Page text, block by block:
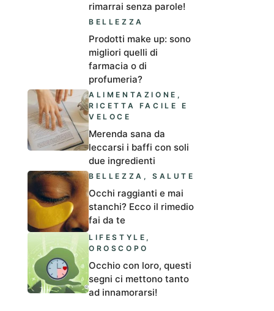
rimarrai senza parole!
BELLEZZA
Prodotti make up: sono
migliori quelli di
farmacia o di
profumeria?
ALIMENTAZIONE ,
RICETTA FACILE E
VELOCE
Merenda sana da
leccarsi i baffi con soli
due ingredienti
BELLEZZA ,SALUTE
Occhi raggianti e mai
stanchi? Ecco il rimedio
fai da te
LIFESTYLE ,
OROSCOPO
Occhio con loro, questi
segni ci mettono tanto
ad innamorarsi!